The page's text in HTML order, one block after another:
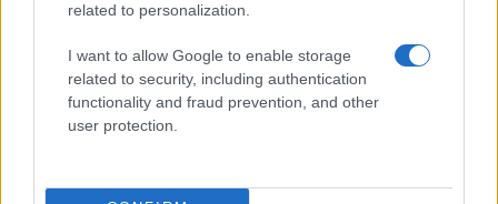
related to personalization.
I want to allow Google to enable storage
related to security, including authentication
functionality and fraud prevention, and other
user protection.
κερδών 57% - Τα νέα
σύμβουλος της ΔΕΗ για την